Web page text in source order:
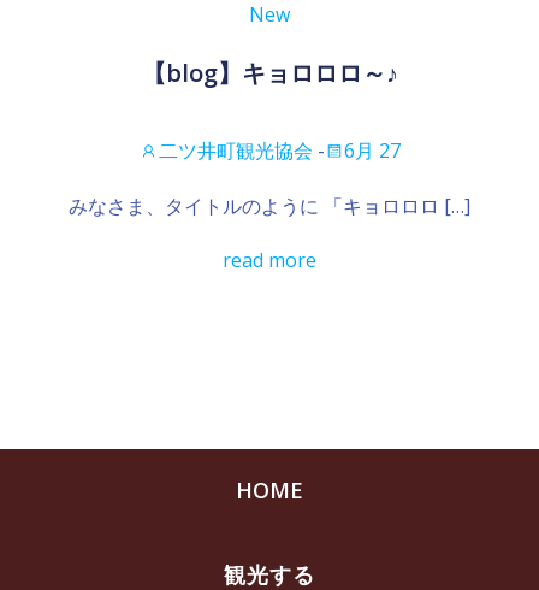
New
【blog】キョロロロ～♪
二ツ井町観光協会 - 6月 27
みなさま、タイトルのように 「キョロロロ […]
read more
HOME
観光する